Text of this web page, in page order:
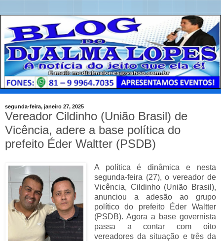
segunda-feira, janeiro 27, 2025
Vereador Cildinho (União Brasil) de
Vicência, adere a base política do
prefeito Éder Waltter (PSDB)
A política é dinâmica e nesta
segunda-feira (27), o vereador de
Vicência, Cildinho (União Brasil),
anunciou a adesão ao grupo
político do prefeito Éder Waltter
(PSDB). Agora a base governista
passa a contar com oito
vereadores da situação e três da